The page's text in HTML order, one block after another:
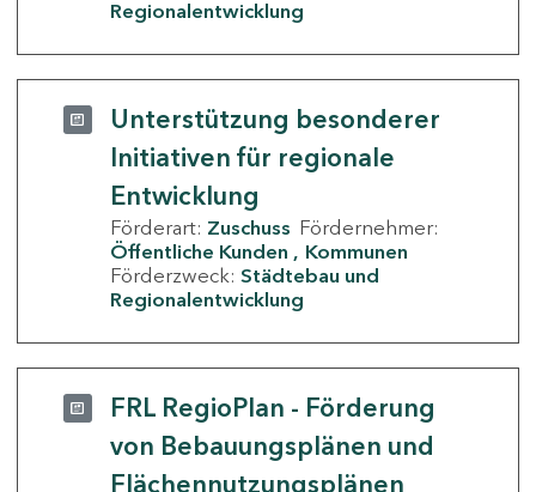
Regionalentwicklung
Unterstützung besonderer
Initiativen für regionale
Entwicklung
Förderart: Zuschuss Fördernehmer:
Öffentliche Kunden
Kommunen
Förderzweck: Städtebau und
Regionalentwicklung
FRL RegioPlan - Förderung
von Bebauungsplänen und
Flächennutzungsplänen